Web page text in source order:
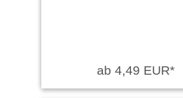
ab 4,49 EUR*